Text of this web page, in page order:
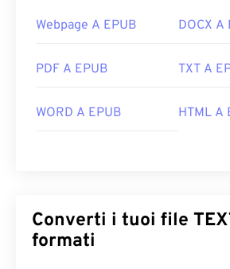
Webpage A EPUB DOCX A
PDF A EPUB TXT A
WORD A EPUB HTML A
Converti i tuoi file TEXT in altri
formati